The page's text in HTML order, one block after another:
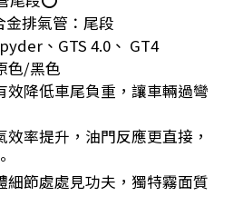
排氣管：尾段
、GTS 4.0、 GT4
色/黑色
效降低車尾負重，讓車輛過彎
率提升，油門反應更直接，
細節處處見功夫，獨特霧面質